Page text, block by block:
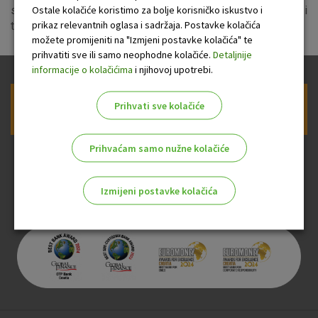
sati u prekidu će biti usluge Internet, mobilnog i
telefonskog bankarstva. Zahvaljujemo na razumijevanju.
Prijava na newsletter OTP banke
Ostale kolačiće koristimo za bolje korisničko iskustvo i
prikaz relevantnih oglasa i sadržaja. Postavke kolačića
možete promijeniti na "Izmjeni postavke kolačića" te
prihvatiti sve ili samo neophodne kolačiće. Detaljnije
informacije o kolačićima i njihovoj upotrebi.
Prihvati sve kolačiće
Prihvaćam samo nužne kolačiće
Izmijeni postavke kolačića